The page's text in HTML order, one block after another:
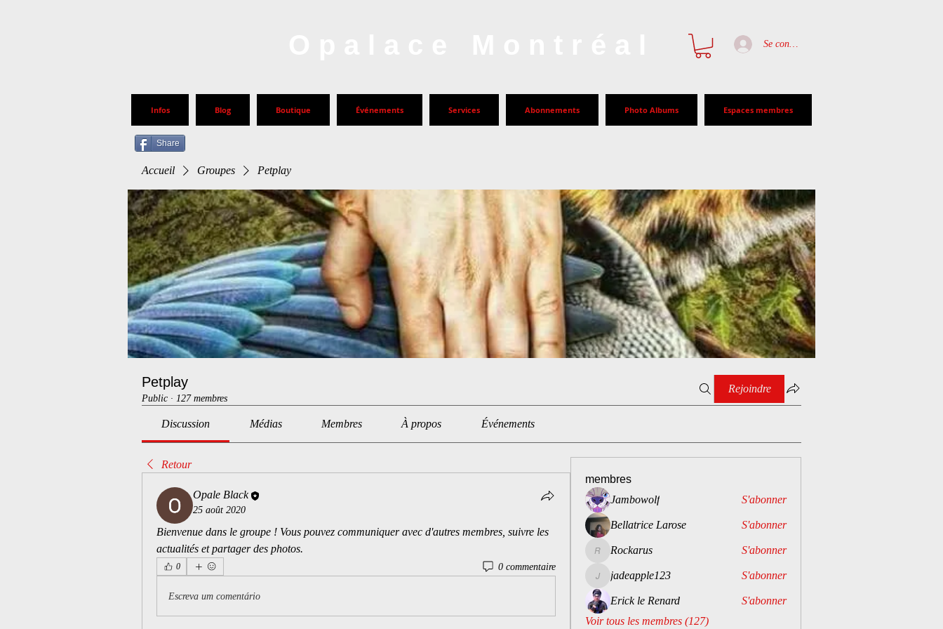
Se connecter
Infos Blog Boutique Événements Services Abonnements Photo Albums Espaces membres
Share
Accueil Groupes Petplay
Petplay
Public · 127 membres
Rejoindre
Discussion Médias Membres À propos Événements
Retour
Opale Black
25 août 2020
Bienvenue dans le groupe ! Vous pouvez communiquer avec d'autres membres, suivre les
actualités et partager des photos.
0 0 commentaire
Escreva um comentário
membres
Jambowolf
S'abonner
Bellatrice Larose S'abonner
Rockarus S'abonner
jadeapple123
jadeapple123 S'abonner
Erick le Renard
S'abonner
Voir tous les membres (127)